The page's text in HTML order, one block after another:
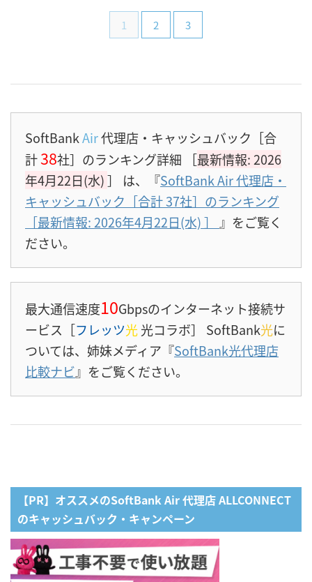
1 2 3
SoftBankAir代理店・キャッシュバック［合
計38社］のランキング詳細 ［最新情報: 2026
年4月22日(水)］ は、『SoftBank Air 代理店・
キャッシュバック［合計 37社］のランキング
［最新情報: 2026年4月22日(水)］
』をご覧く
ださい。
最大通信速度10Gbpsのインターネット接続サ
ービス［フレッツ光光コラボ］ SoftBank光に
ついては、姉妹メディア『SoftBank光代理店
比較ナビ』をご覧ください。
【PR】オススメのSoftBank Air 代理店 ALLCONNECT
のキャッシュバック・キャンペーン